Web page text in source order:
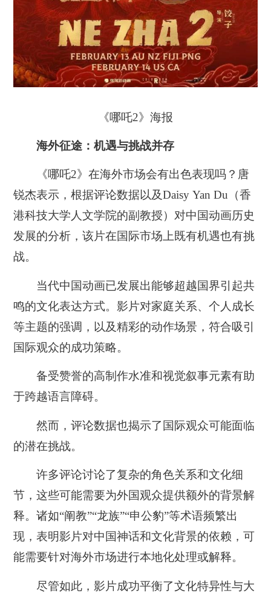
《哪吒2》海报
海外征途：机遇与挑战并存
《哪吒2》在海外市场会有出色表现吗？唐
锐杰表示，根据评论数据以及Daisy Yan Du（香
港科技大学人文学院的副教授）对中国动画历史
发展的分析，该片在国际市场上既有机遇也有挑
战。
当代中国动画已发展出能够超越国界引起共
鸣的文化表达方式。影片对家庭关系、个人成长
等主题的强调，以及精彩的动作场景，符合吸引
国际观众的成功策略。
备受赞誉的高制作水准和视觉叙事元素有助
于跨越语言障碍。
然而，评论数据也揭示了国际观众可能面临
的潜在挑战。
许多评论讨论了复杂的角色关系和文化细
节，这些可能需要为外国观众提供额外的背景解
释。诸如“阐教”“龙族”“申公豹”等术语频繁出
现，表明影片对中国神话和文化背景的依赖，可
能需要针对海外市场进行本地化处理或解释。
尽管如此，影片成功平衡了文化特异性与大